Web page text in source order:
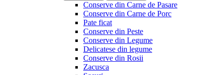
Conserve din Carne de Pasare
Conserve din Carne de Porc
Pate ficat
Conserve din Peste
Conserve din Legume
Delicatese din legume
Conserve din Rosii
Zacusca